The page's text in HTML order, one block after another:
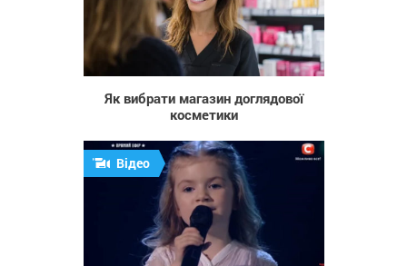
17
Як вибрати магазин доглядової
косметики
Відео